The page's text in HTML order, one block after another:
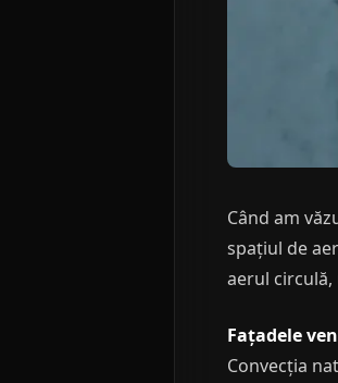
Când am
spațiul de
aerul
Fațadele
Convecția